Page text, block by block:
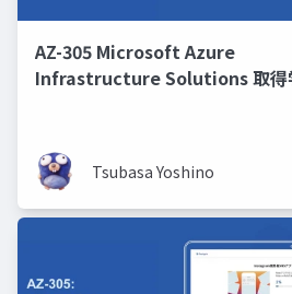
AZ-305 Microsoft Azure
Infrastructure Solutions 取得
Tsubasa Yoshino